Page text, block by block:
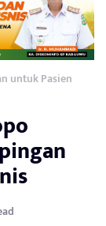
untuk Pasien